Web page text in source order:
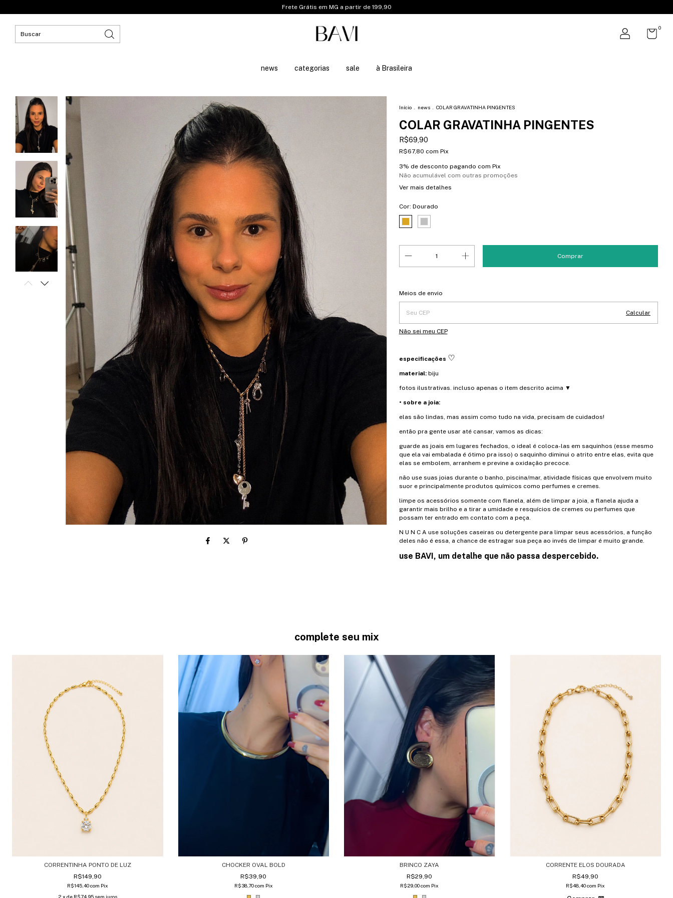
Frete Grátis em MG a partir de 199,90
0
news categorias sale à Brasileira
Início news COLAR GRAVATINHA PINGENTES
COLAR GRAVATINHA PINGENTES
R$69,90
R$67,80 com Pix
3% de desconto pagando com Pix
Não acumulável com outras promoções
Ver mais detalhes
Cor: Dourado
Entregas para o CEP:
Meios de envio
Calcular
Não sei meu CEP
especificações ♡
material:biju
fotos ilustrativas. incluso apenas o item descrito acima ▼
• sobre a joia:
elas são lindas, mas assim como tudo na vida, precisam de cuidados!
então pra gente usar até cansar, vamos as dicas:
guarde as joais em lugares fechados, o ideal é coloca-las em saquinhos (esse mesmo
que ela vai embalada é ótimo pra isso) o saquinho diminui o atrito entre elas, evita que
elas se embolem, arranhem e previne a oxidação precoce.
não use suas joias durante o banho, piscina/mar, atividade físicas que envolvem muito
suor e principalmente produtos químicos como perfumes e cremes.
limpe os acessórios somente com flanela, além de limpar a joia, a flanela ajuda a
garantir mais brilho e a tirar a umidade e resquícios de cremes ou perfumes que
possam ter entrado em contato com a peça.
N U N C A use soluções caseiras ou detergente para limpar seus acessórios, a função
deles não é essa, a chance de estragar sua peça ao invés de limpar é muito grande.
use BAVI, um detalhe que não passa despercebido.
complete seu mix
CORRENTINHA PONTO DE LUZ
R$149,90
R$145,40com Pix
2 x de R$74,95 sem juros
CHOCKER OVAL BOLD
R$39,90
R$38,70com Pix
BRINCO ZAYA
R$29,90
R$29,00com Pix
CORRENTE ELOS DOURADA
R$49,90
R$48,40com Pix